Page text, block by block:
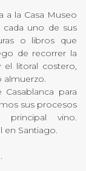
a la Casa Museo
cada uno de sus
o libros que
de recorrer la
el litoral costero,
almuerzo.
para
sus procesos
principal vino.
en Santiago.